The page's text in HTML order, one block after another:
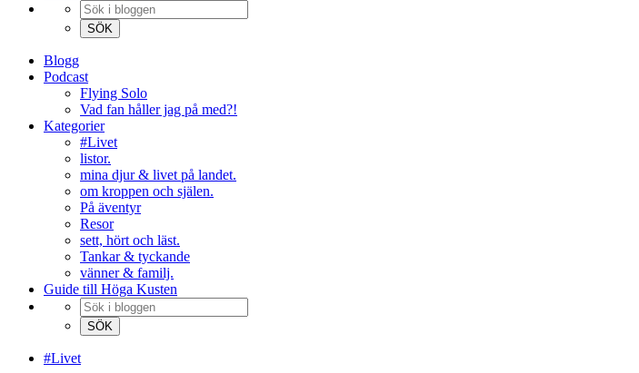
Blogg
Podcast
Flying Solo
Vad fan håller jag på med?!
Kategorier
#Livet
listor.
mina djur & livet på landet.
om kroppen och själen.
På äventyr
Resor
sett, hört och läst.
Tankar & tyckande
vänner & familj.
Guide till Höga Kusten
#Livet